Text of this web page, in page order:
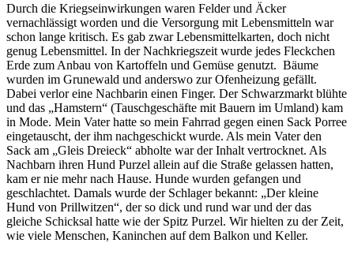
Durch die Kriegseinwirkungen waren Felder und Äcker
vernachlässigt worden und die Versorgung mit Lebensmitteln war
schon lange kritisch. Es gab zwar Lebensmittelkarten, doch nicht
genug Lebensmittel. In der Nachkriegszeit wurde jedes Fleckchen
Erde zum Anbau von Kartoffeln und Gemüse genutzt. Bäume
wurden im Grunewald und anderswo zur Ofenheizung gefällt.
Dabei verlor eine Nachbarin einen Finger. Der Schwarzmarkt blühte
und das „Hamstern“ (Tauschgeschäfte mit Bauern im Umland) kam
in Mode. Mein Vater hatte so mein Fahrrad gegen einen Sack Porree
eingetauscht, der ihm nachgeschickt wurde. Als mein Vater den
Sack am „Gleis Dreieck“ abholte war der Inhalt vertrocknet. Als
Nachbarn ihren Hund Purzel allein auf die Straße gelassen hatten,
kam er nie mehr nach Hause. Hunde wurden gefangen und
geschlachtet. Damals wurde der Schlager bekannt: „Der kleine
Hund von Prillwitzen“, der so dick und rund war und der das
gleiche Schicksal hatte wie der Spitz Purzel. Wir hielten zu der Zeit,
wie viele Menschen, Kaninchen auf dem Balkon und Keller.